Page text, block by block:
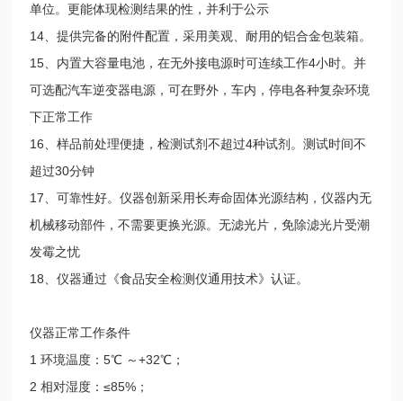
单位。更能体现检测结果的性，并利于公示
14、提供完备的附件配置，采用美观、耐用的铝合金包装箱。
15、内置大容量电池，在无外接电源时可连续工作4小时。并
可选配汽车逆变器电源，可在野外，车内，停电各种复杂环境
下正常工作
16、样品前处理便捷，检测试剂不超过4种试剂。测试时间不
超过30分钟
17、可靠性好。仪器创新采用长寿命固体光源结构，仪器内无
机械移动部件，不需要更换光源。无滤光片，免除滤光片受潮
发霉之忧
18、仪器通过《食品安全检测仪通用技术》认证。
仪器正常工作条件
1 环境温度：5℃ ～+32℃；
2 相对湿度：≤85%；